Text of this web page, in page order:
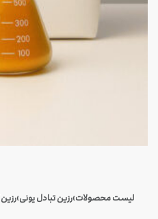
لیست محصولات›رزین تبادل یونی›رزین